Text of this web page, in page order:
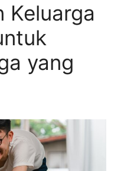
Keluarga
yang